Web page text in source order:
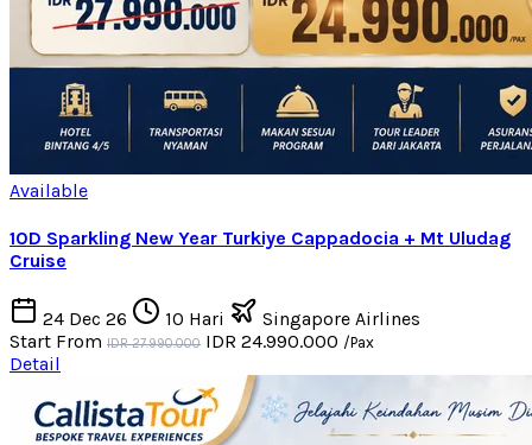
Available
10D Sparkling New Year Turkiye Cappadocia + Mt Uludag
Cruise
24 Dec 26 10 Hari
Singapore Airlines
Start From IDR 27.990.000 IDR 24.990.000 /Pax
Detail